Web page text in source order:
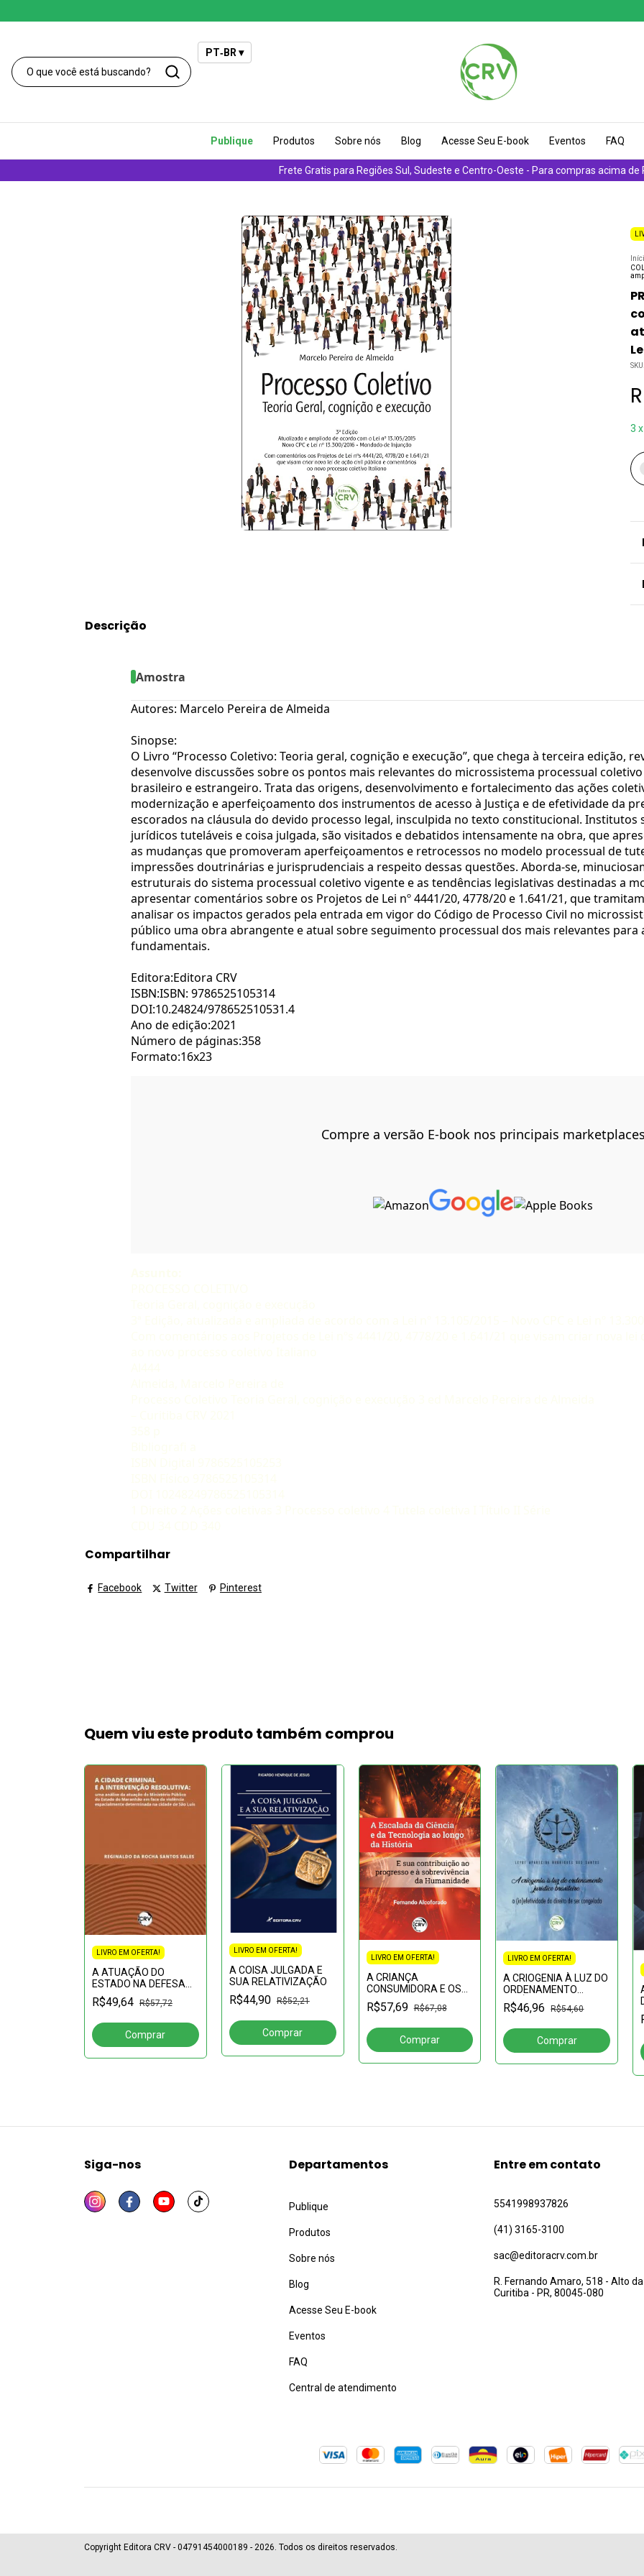
Frete Gratis para Regiões Sul, Sudeste e Centro-Oeste - Para compras acima de
Publique Produtos Sobre nós Blog Acesse Seu E-book Eventos FAQ
PT‑BR ▾
3
Descrição
Amostra
Autores: Marcelo Pereira de Almeida
Sinopse:
O Livro “Processo Coletivo: Teoria geral, cognição e execução”, que chega à terceira edição,
desenvolve discussões sobre os pontos mais relevantes do microssistema processual
brasileiro e estrangeiro. Trata das origens, desenvolvimento e fortalecimento das ações
modernização e aperfeiçoamento dos instrumentos de acesso à Justiça e de efetividade da
escorados na cláusula do devido processo legal, insculpida no texto constitucional. Institutos
jurídicos tuteláveis e coisa julgada, são visitados e debatidos intensamente na obra, que
as mudanças que promoveram aperfeiçoamentos e retrocessos no modelo processual de
impressões doutrinárias e jurisprudenciais a respeito dessas questões. Aborda-se,
estruturais do sistema processual coletivo vigente e as tendências legislativas destinadas a
apresentar comentários sobre os Projetos de Lei nº 4441/20, 4778/20 e 1.641/21, que
analisar os impactos gerados pela entrada em vigor do Código de Processo Civil no
público uma obra abrangente e atual sobre seguimento processual dos mais relevantes para
fundamentais.
Editora:Editora CRV
ISBN:ISBN: 9786525105314
DOI:10.24824/978652510531.4
Ano de edição:2021
Número de páginas:358
Formato:16x23
Compre a versão E-book nos principais
Compartilhar
Facebook Twitter Pinterest
Quem viu este produto também comprou
LIVRO EM OFERTA!
A ATUAÇÃO DO
ESTADO NA DEFESA
DA
CONCORRÊNCIAAspectos
R$49,64 R$57,72
LIVRO EM OFERTA!
A COISA JULGADA E
SUA RELATIVIZAÇÃO
R$44,90 R$52,21
LIVRO EM OFERTA!
A CRIANÇA
CONSUMIDORA E OS
ABUSOS DA
COMUNICAÇÃO
presente e futuro da
proteção dos
R$57,69 R$67,08
LIVRO EM OFERTA!
A CRIOGENIA À LUZ DO
ORDENAMENTO
JURÍDICO BRASILEIRO:
a (in)efetividade do
congelado
R$46,96 R$54,60
Siga-nos Departamentos
Publique
Produtos
Sobre nós
Blog
Acesse Seu E-book
Eventos
FAQ
Central de atendimento
Entre em contato
5541998937826
(41) 3165-3100
sac@editoracrv.com.br
R. Fernando Amaro, 518 - Alto da
Curitiba - PR, 80045-080
Copyright Editora CRV - 04791454000189 - 2026. Todos os direitos reservados.